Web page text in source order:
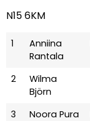
N15 6KM
1
Anniina
Rantala
2
Wilma
Björn
3 Noora Pura